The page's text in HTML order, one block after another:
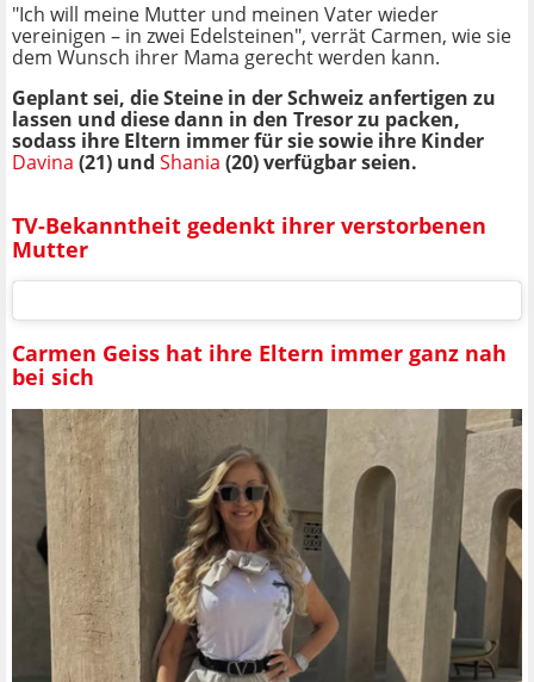
"Ich will meine Mutter und meinen Vater wieder
vereinigen – in zwei Edelsteinen", verrät Carmen, wie sie
dem Wunsch ihrer Mama gerecht werden kann.
Geplant sei, die Steine in der Schweiz anfertigen zu
lassen und diese dann in den Tresor zu packen,
sodass ihre Eltern immer für sie sowie ihre Kinder
Davina (21) und Shania (20) verfügbar seien.
TV-Bekanntheit gedenkt ihrer verstorbenen
Mutter
Carmen Geiss hat ihre Eltern immer ganz nah
bei sich